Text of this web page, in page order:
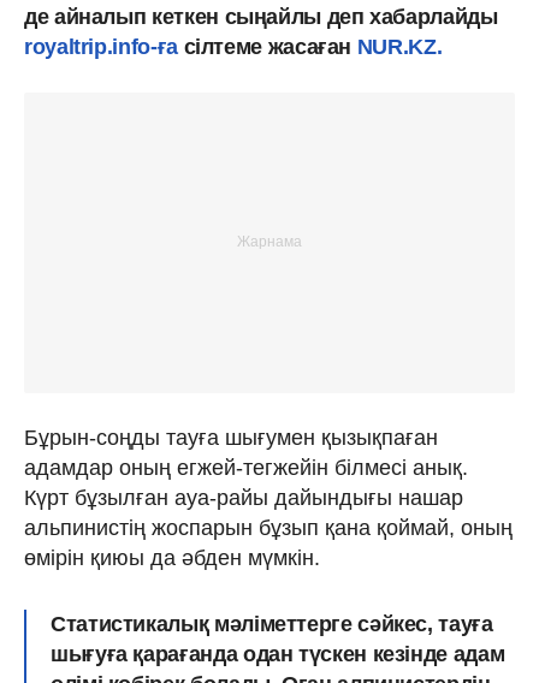
де айналып кеткен сыңайлы деп хабарлайды
royaltrip.info-ға сілтеме жасаған NUR.KZ.
Бұрын-соңды тауға шығумен қызықпаған
адамдар оның егжей-тегжейін білмесі анық.
Күрт бұзылған ауа-райы дайындығы нашар
альпинистің жоспарын бұзып қана қоймай, оның
өмірін қиюы да әбден мүмкін.
Статистикалық мәліметтерге сәйкес, тауға
шығуға қарағанда одан түскен кезінде адам